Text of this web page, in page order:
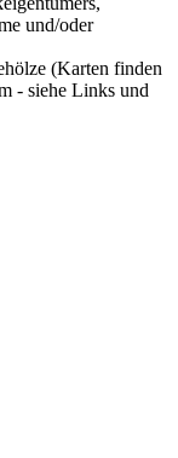
und/oder
(Karten finden
- siehe Links und